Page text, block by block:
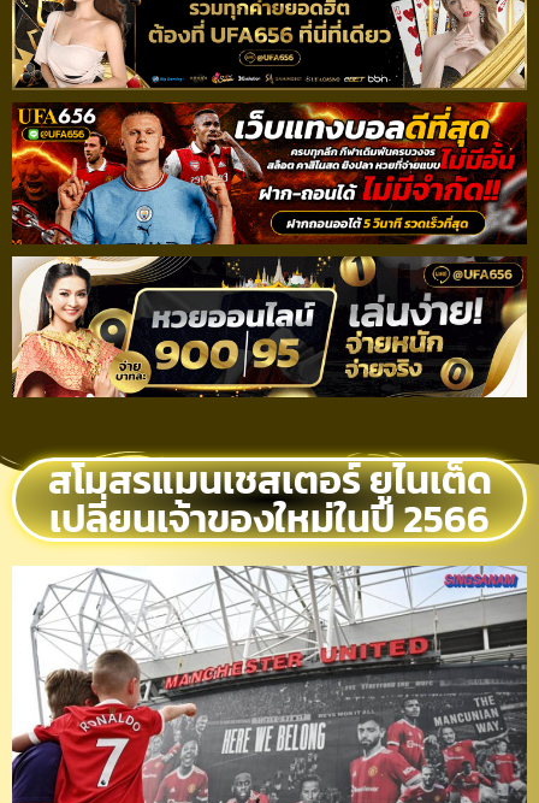
สโมสรแมนเชสเตอร์ ยูไนเต็ด
เปลี่ยนเจ้าของใหม่ในปี 2566